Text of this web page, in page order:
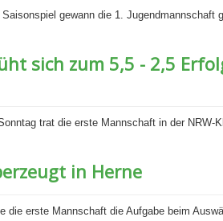
Saisonspiel gewann die 1. Jugendmannschaft
sich zum 5,5 - 2,5
trat die erste Mannschaft in der NRW-
in Herne
die erste Mannschaft die Aufgabe beim